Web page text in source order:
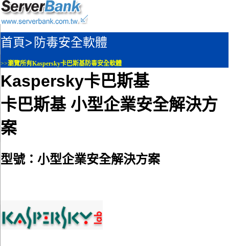
首頁> 防毒安全軟體
>>瀏覽所有Kaspersky卡巴斯基防毒安全軟體
Kaspersky卡巴斯基
卡巴斯基 小型企業安全解決方
案
型號：小型企業安全解決方案